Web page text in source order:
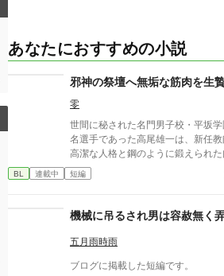
あなたにおすすめの小説
邪神の祭壇へ無垢な筋肉を生
零
世間に秘された名門男子校・平坂学園体
名選手であった高尾雄一は、新任
高潔な人格と鋼のように鍛えられた肉体 それ
園にとって最高の生贄の候補に他なら
の筋肉を持つ、精神を削られ意志を
躍する 意志をなくし筋肉の操り人形と化した“デク”
ァンタジー
BL 連載中 短編
機械に吊るされ男は容赦無く
五月雨時雨
ブログに掲載した短編です。